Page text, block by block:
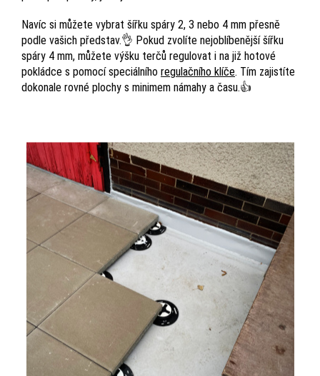
Navíc si můžete vybrat šířku spáry 2, 3 nebo 4 mm přesně
podle vašich představ.👌 Pokud zvolíte nejoblíbenější šířku
spáry 4 mm, můžete výšku terčů regulovat i na již hotové
pokládce s pomocí speciálního regulačního klíče. Tím zajistíte
dokonale rovné plochy s minimem námahy a času.👍